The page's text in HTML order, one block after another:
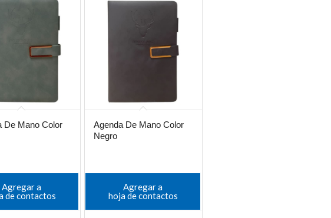
De Mano Color
Agregar a
de contactos
Agenda De Mano Color
Negro
Agregar a
hoja de contactos